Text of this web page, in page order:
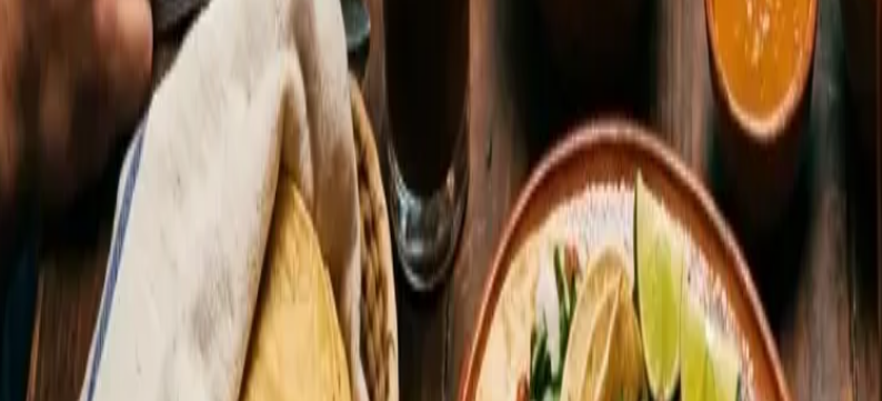
Alrededor de ella orbita todo lo demás: grupos de Facebook y WhatsApp de mexicanos en Madrid
hasta trámites de extranjería, asociaciones de estudiantes, ligas de futbol, clubes de lectura y
canasta?" y terminan en amistad de años.
Un apunte práctico para recién llegados: inscríbete en el registro consular aunque te dé pereza —sirve
y entra al menos a un grupo de la comunidad antes de necesitarlo. El consejo de quien ya pasó por
La nostalgia se lleva mejor acompañada y contotoposde por medio.
Un rincón que sabe a casa
Al final, cada mexicano en Madrid arma su propio kit de supervivencia emocional: la tienda donde